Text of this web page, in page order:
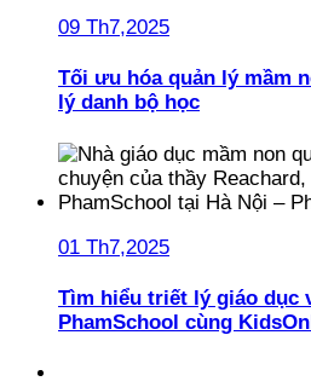
09 Th7,2025
Tối ưu hóa quản lý mầm
lý danh bộ học
01 Th7,2025
Tìm hiểu triết lý giáo dục
PhamSchool cùng